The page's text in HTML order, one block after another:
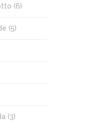
(6)
(5)
(3)